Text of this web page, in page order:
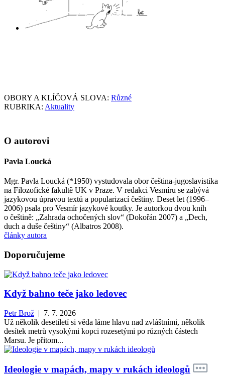
OBORY A KLÍČOVÁ SLOVA: Různé
RUBRIKA: Aktuality
O autorovi
Pavla Loucká
Mgr. Pavla Loucká (*1950) vystudovala obor čeština-jugoslavistika
na Filozofické fakultě UK v Praze. V redakci Vesmíru se zabývá
jazykovou úpravou textů a popularizací češtiny. Deset let (1996–
2006) psala pro Vesmír jazykové koutky. Je autorkou dvou knih
o češtině: „Zahrada ochočených slov“ (Dokořán 2007) a „Dech,
duch a duše češtiny“ (Albatros 2008).
články autora
Doporučujeme
Když bahno teče jako ledovec
Petr Brož | 7. 7. 2026
Už několik desetiletí si věda láme hlavu nad zvláštními, několik
desítek metrů vysokými kopci rozesetými po různých částech
Marsu. Je přitom...
Ideologie v mapách, mapy v rukách ideologů